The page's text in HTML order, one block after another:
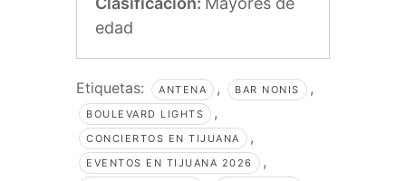
edad
Etiquetas: ANTENA , BAR NONIS ,
BOULEVARD LIGHTS ,
CONCIERTOS EN TIJUANA ,
EVENTOS EN TIJUANA 2026 ,